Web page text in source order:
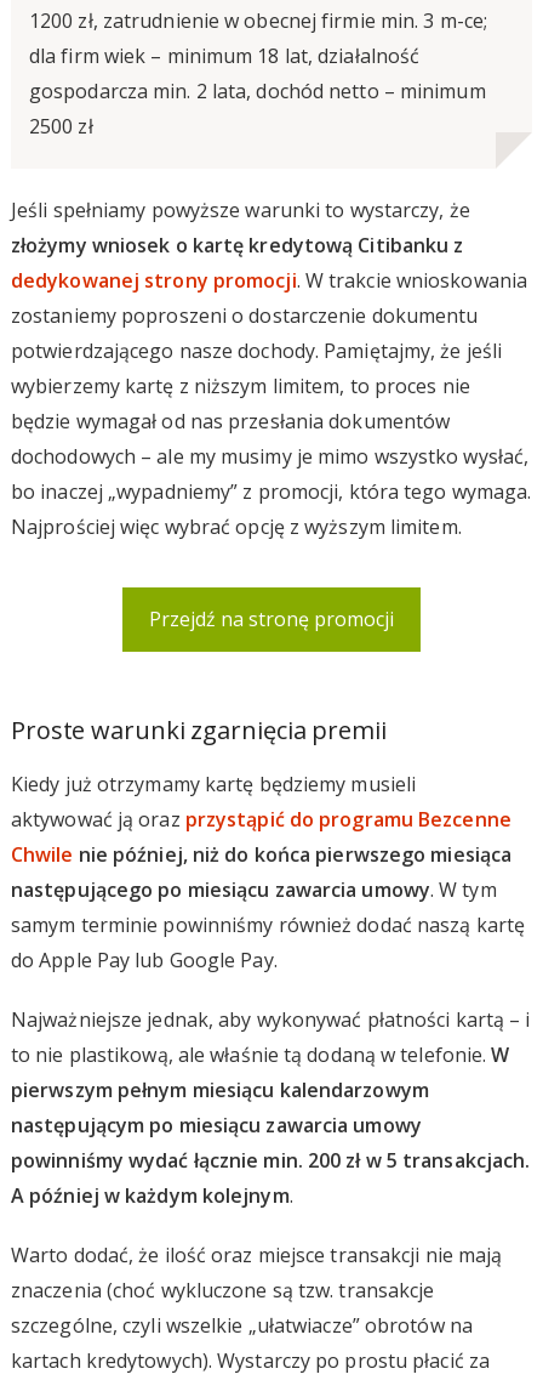
1200 zł, zatrudnienie w obecnej firmie min. 3 m-ce;
dla firm wiek – minimum 18 lat, działalność
gospodarcza min. 2 lata, dochód netto – minimum
2500 zł
Jeśli spełniamy powyższe warunki to wystarczy, że
złożymy wniosek o kartę kredytową Citibanku z
dedykowanej strony promocji. W trakcie wnioskowania
zostaniemy poproszeni o dostarczenie dokumentu
potwierdzającego nasze dochody. Pamiętajmy, że jeśli
wybierzemy kartę z niższym limitem, to proces nie
będzie wymagał od nas przesłania dokumentów
dochodowych – ale my musimy je mimo wszystko wysłać,
bo inaczej „wypadniemy” z promocji, która tego wymaga.
Najprościej więc wybrać opcję z wyższym limitem.
Przejdź na stronę promocji
Proste warunki zgarnięcia premii
Kiedy już otrzymamy kartę będziemy musieli
aktywować ją oraz przystąpić do programu Bezcenne
Chwile nie później, niż do końca pierwszego miesiąca
następującego po miesiącu zawarcia umowy. W tym
samym terminie powinniśmy również dodać naszą kartę
do Apple Pay lub Google Pay.
Najważniejsze jednak, aby wykonywać płatności kartą – i
to nie plastikową, ale właśnie tą dodaną w telefonie.W
pierwszym pełnym miesiącu kalendarzowym
następującym po miesiącu zawarcia umowy
powinniśmy wydać łącznie min. 200 zł w 5 transakcjach.
A później w każdym kolejnym.
Warto dodać, że ilość oraz miejsce transakcji nie mają
znaczenia (choć wykluczone są tzw. transakcje
szczególne, czyli wszelkie „ułatwiacze” obrotów na
kartach kredytowych). Wystarczy po prostu płacić za